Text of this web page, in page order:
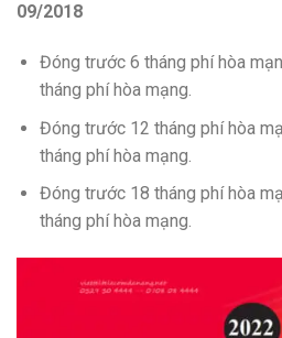
09/2018
Đóng trước 6 tháng phí hòa
tháng phí hòa mạng.
Đóng trước 12 tháng phí hòa
tháng phí hòa mạng.
Đóng trước 18 tháng phí hòa
tháng phí hòa mạng.